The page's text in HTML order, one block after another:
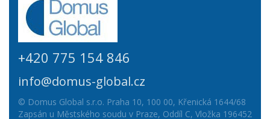
+420 775 154 846
info@domus-global.cz
© Domus Global s.r.o. Praha 10, 100 00, Křenická 1644/68
Zapsán u Městského soudu v Praze, Oddíl C, Vložka 196452